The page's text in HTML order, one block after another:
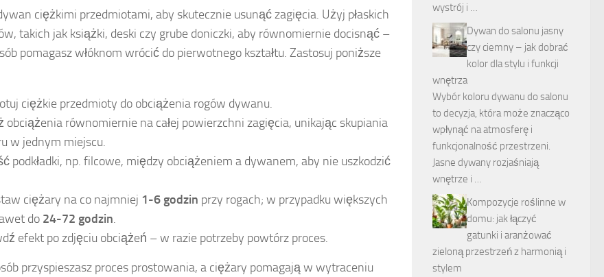
ciężkimi przedmiotami, aby skutecznie usunąć zagięcia. Użyj płaskich
takich jak książki, deski czy grube doniczki, aby równomiernie docisnąć –
pomagasz włóknom wrócić do pierwotnego kształtu. Zastosuj poniższe
ciężkie przedmioty do obciążenia rogów dywanu.
obciążenia równomiernie na całej powierzchni zagięcia, unikając skupiania
w jednym miejscu.
podkładki, np. filcowe, między obciążeniem a dywanem, aby nie uszkodzić
ciężary na co najmniej 1-6 godzin przy rogach; w przypadku większych
do 24-72 godzin.
efekt po zdjęciu obciążeń – w razie potrzeby powtórz proces.
przyspieszasz proces prostowania, a ciężary pomagają w wytraceniu
wystrój i …
Dywan do salonu jasny
czy ciemny – jak dobrać
kolor dla stylu i funkcji
wnętrza
Wybór koloru dywanu do salonu
to decyzja, która może znacząco
wpłynąć na atmosferę i
funkcjonalność przestrzeni.
Jasne dywany rozjaśniają
wnętrze i …
Kompozycje roślinne w
domu: jak łączyć
gatunki i aranżować
zieloną przestrzeń z harmonią i
stylem